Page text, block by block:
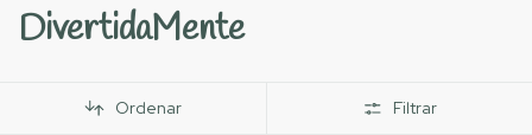
DivertidaMente
Ordenar Filtrar